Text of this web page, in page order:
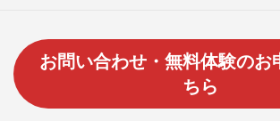
お問い合わせ・無料体験のお
ちら